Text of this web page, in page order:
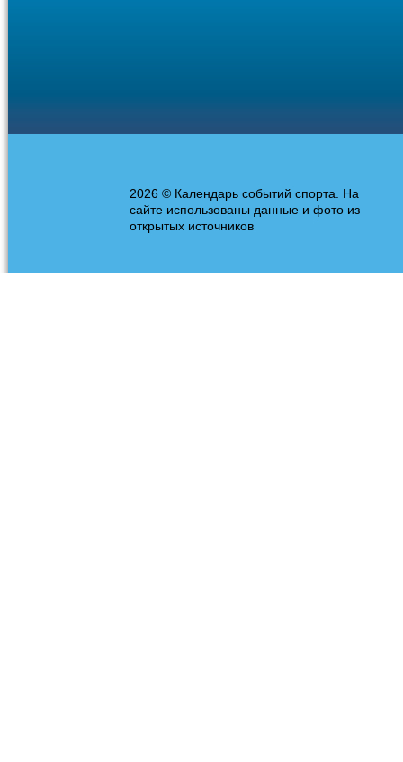
2026 © Календарь событий спорта. На
сайте использованы данные и фото из
открытых источников